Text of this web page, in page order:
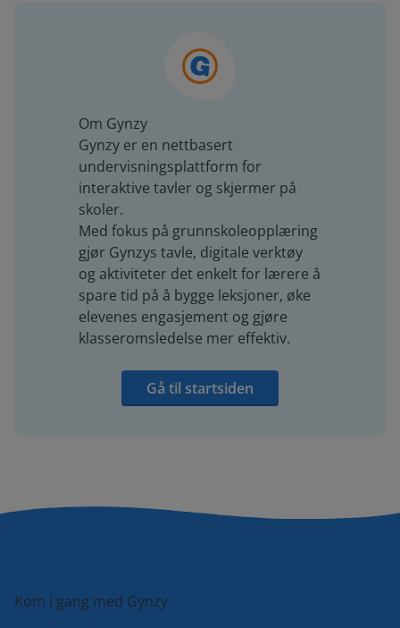
Om Gynzy
Gynzy er en nettbasert
undervisningsplattform for
interaktive tavler og skjermer på
skoler.
Med fokus på grunnskoleopplæring
gjør Gynzys tavle, digitale verktøy
og aktiviteter det enkelt for lærere å
spare tid på å bygge leksjoner, øke
elevenes engasjement og gjøre
klasseromsledelse mer effektiv.
Gå til startsiden
Kom i gang med Gynzy